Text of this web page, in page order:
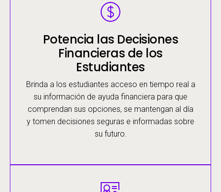
Image
Potencia las Decisiones
Financieras de los
Estudiantes
Brinda a los estudiantes acceso en tiempo real a
su información de ayuda financiera para que
comprendan sus opciones, se mantengan al día
y tomen decisiones seguras e informadas sobre
su futuro.
Image